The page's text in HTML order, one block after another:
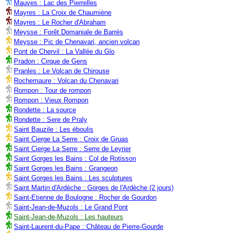
Mauves : Lac des Pierrelles
Mayres : La Croix de Chaumiène
Mayres : Le Rocher d'Abraham
Meysse : Forêt Domaniale de Barrès
Meysse : Pic de Chenavari, ancien volcan
Pont de Chervil : La Vallée du Glo
Pradon : Cirque de Gens
Pranles : Le Volcan de Chirouse
Rochemaure : Volcan du Chenavari
Rompon : Tour de rompon
Rompon : Vieux Rompon
Rondette : La source
Rondette : Sere de Praly
Saint Bauzile : Les éboulis
Saint Cierge La Serre : Croix de Gruas
Saint Cierge La Serre : Serre de Leyrier
Saint Gorges les Bains : Col de Rotisson
Saint Gorges les Bains : Grangeon
Saint Gorges les Bains : Les sculptures
Saint Martin d'Ardèche : Gorges de l'Ardèche (2 jours)
Saint-Etienne de Boulogne : Rocher de Gourdon
Saint-Jean-de-Muzols : Le Grand Pont
Saint-Jean-de-Muzols : Les hauteurs
Saint-Laurent-du-Pape : Château de Pierre-Gourde